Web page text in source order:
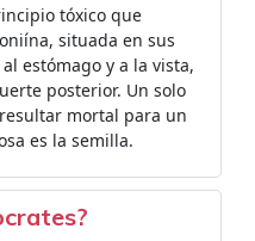
tóxico que
situada en sus
estómago y a la vista,
posterior. Un solo
mortal para un
es la semilla.